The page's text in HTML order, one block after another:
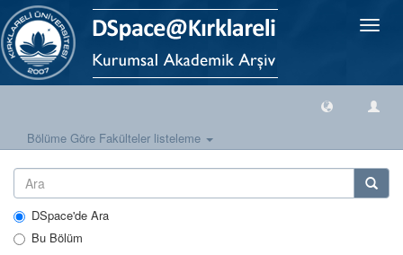
Geçiş
Bölüme Göre Fakülteler listeleme
DSpace'de Ara
Bu Bölüm